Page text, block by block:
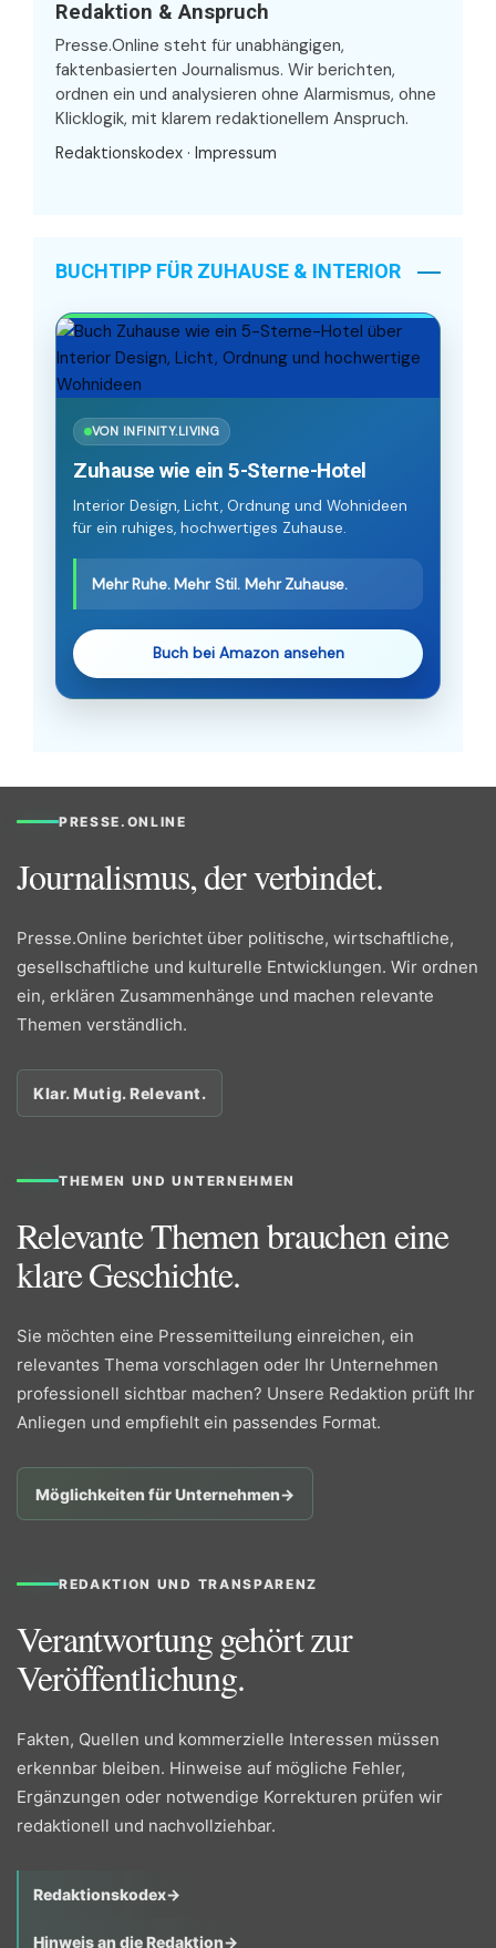
Redaktion & Anspruch
Presse.Online steht für unabhängigen,
faktenbasierten Journalismus. Wir berichten,
ordnen ein und analysieren ohne Alarmismus, ohne
Klicklogik, mit klarem redaktionellem Anspruch.
Redaktionskodex · Impressum
BUCHTIPP FÜR ZUHAUSE & INTERIOR
VON INFINITY.LIVING
Zuhause wie ein 5-Sterne-Hotel
Interior Design, Licht, Ordnung und Wohnideen
für ein ruhiges, hochwertiges Zuhause.
Mehr Ruhe. Mehr Stil. Mehr Zuhause.
Buch bei Amazon ansehen
PRESSE.ONLINE
Journalismus, der verbindet.
Presse.Online berichtet über politische, wirtschaftliche,
gesellschaftliche und kulturelle Entwicklungen. Wir ordnen
ein, erklären Zusammenhänge und machen relevante
Themen verständlich.
Klar. Mutig. Relevant.
THEMEN UND UNTERNEHMEN
Relevante Themen brauchen eine
klare Geschichte.
Sie möchten eine Pressemitteilung einreichen, ein
relevantes Thema vorschlagen oder Ihr Unternehmen
professionell sichtbar machen? Unsere Redaktion prüft Ihr
Anliegen und empfiehlt ein passendes Format.
Möglichkeiten für Unternehmen→
REDAKTION UND TRANSPARENZ
Verantwortung gehört zur
Veröffentlichung.
Fakten, Quellen und kommerzielle Interessen müssen
erkennbar bleiben. Hinweise auf mögliche Fehler,
Ergänzungen oder notwendige Korrekturen prüfen wir
redaktionell und nachvollziehbar.
Redaktionskodex→
Hinweis an die Redaktion→